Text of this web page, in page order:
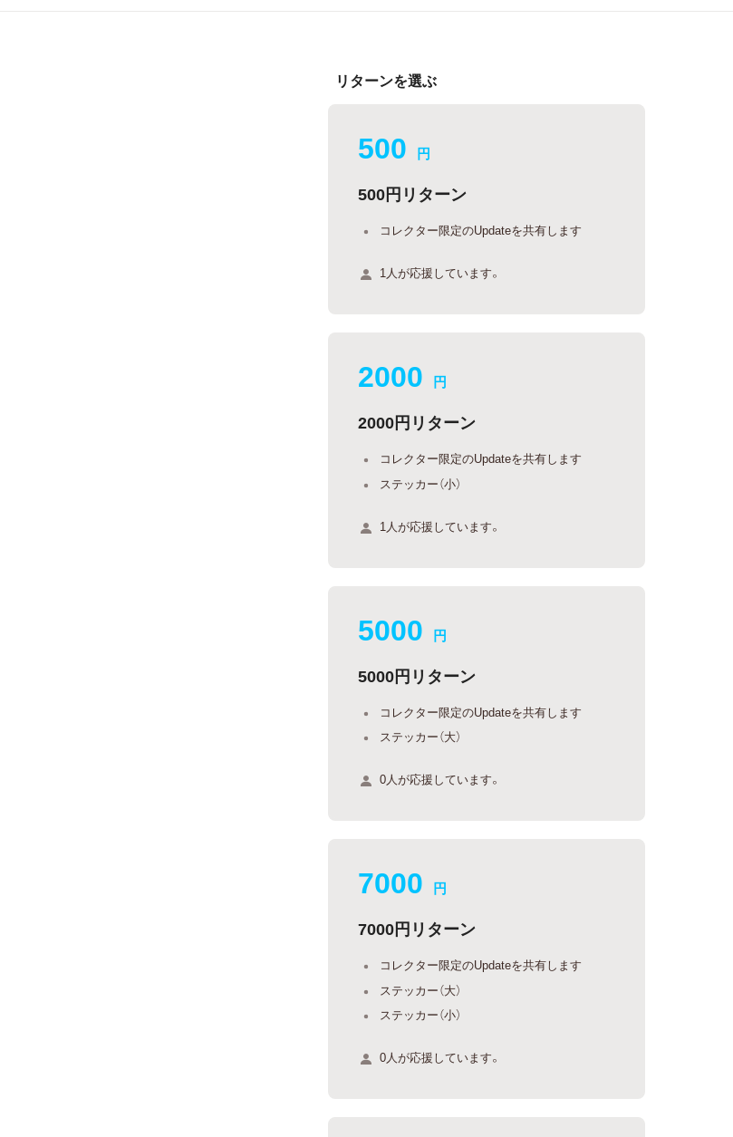
リターンを選ぶ
500 円
500円リターン
コレクター限定のUpdateを共有します
1人が応援しています。
2000 円
2000円リターン
コレクター限定のUpdateを共有します
ステッカー（小）
1人が応援しています。
5000 円
5000円リターン
コレクター限定のUpdateを共有します
ステッカー（大）
0人が応援しています。
7000 円
7000円リターン
コレクター限定のUpdateを共有します
ステッカー（大）
ステッカー（小）
0人が応援しています。